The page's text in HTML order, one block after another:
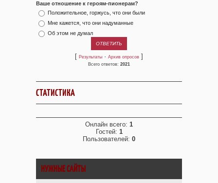
Ваше отношение к героям-пионерам?
Положительное, горжусь, что они были
Мне кажется, что они надуманные
Об этом не думал
[ Результаты · Архив опросов ]
Всего ответов: 2021
СТАТИСТИКА
Онлайн всего: 1
Гостей: 1
Пользователей: 0
НУЖНЫЕ САЙТЫ